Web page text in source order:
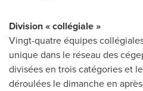
Division « collégiale »
Vingt-quatre équipes
unique dans le réseau des
divisées en trois catégories et
déroulées le dimanche en